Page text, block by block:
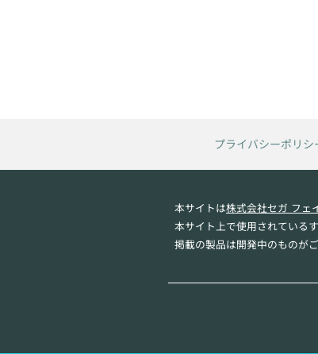
プライバシーポリシ
本サイトは株式会社セガ フェ
本サイト上で使用されている
掲載の製品は開発中のものが